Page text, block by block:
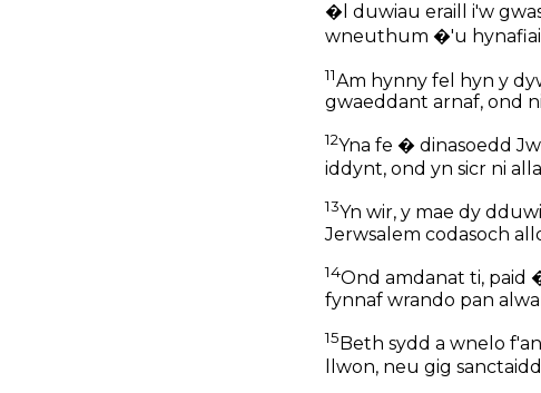
�l duwiau eraill i'w
wneuthum �'u
11Am hynny fel hyn y
gwaeddant arnaf, ond
12Yna fe � dinasoedd
iddynt, ond yn sicr ni
13Yn wir, y mae dy
Jerwsalem codasoch
14Ond amdanat ti, paid
fynnaf wrando pan
15 Beth sydd a wnelo
llwon, neu gig